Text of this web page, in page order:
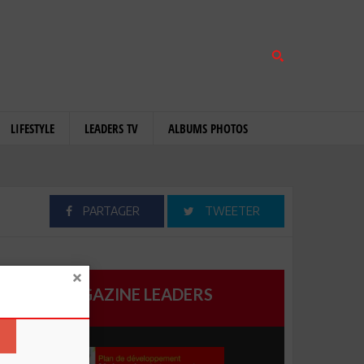
LIFESTYLE LEADERS TV ALBUMS PHOTOS
PARTAGER TWEETER
MAGAZINE LEADERS